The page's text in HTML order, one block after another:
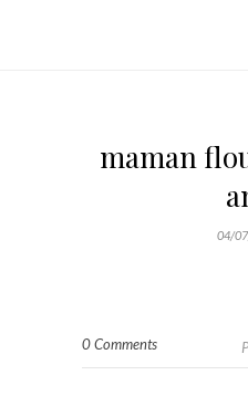
maman
04/
0 Comments